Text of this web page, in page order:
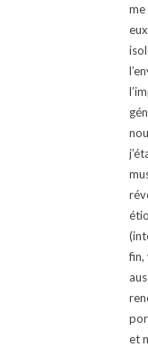
me
fin,
et